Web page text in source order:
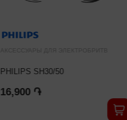
PHILIPS SH30/50
16,900 ֏